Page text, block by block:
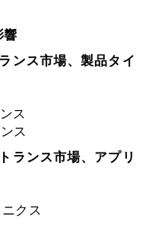
響
ンス市場、製品タイ
ス
ス
ランス市場、アプリ
クス